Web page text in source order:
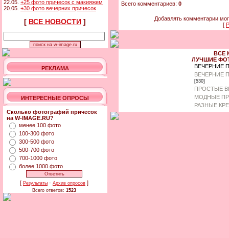
22.05. +25 фото причесок с макияжем
20.05. +30 фото вечерних причесок
[ ВСЕ НОВОСТИ ]
РЕКЛАМА
ИНТЕРЕСНЫЕ ОПРОСЫ
Сколько фотографий причесок
на W-IMAGE.RU?
менее 100 фото
100-300 фото
300-500 фото
500-700 фото
700-1000 фото
более 1000 фото
[ Результаты · Архив опросов ]
Всего ответов: 1523
Всего комментариев: 0
Добавлять комментарии
[
ВСЕ
ЛУЧШИЕ
ВЕЧЕРНИЕ
ВЕЧЕРНИЕ
[530]
ПРОСТЫЕ
МОДНЫЕ
РАЗНЫЕ